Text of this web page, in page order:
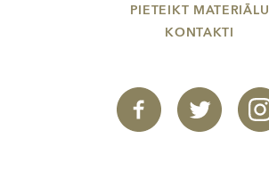
PIETEIKT MATERIĀLU
KONTAKTI